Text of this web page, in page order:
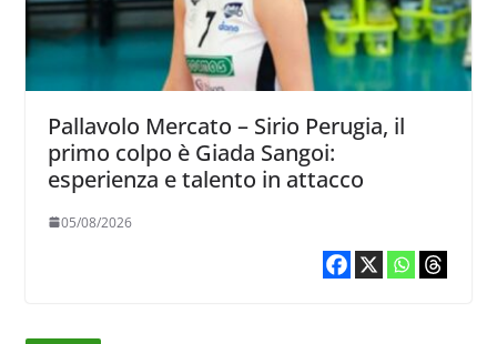
Pallavolo Mercato – Sirio Perugia, il
primo colpo è Giada Sangoi:
esperienza e talento in attacco
05/08/2026